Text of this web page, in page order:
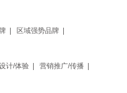
| 区域强势品牌 |
计/体验 | 营销推广/传播 |